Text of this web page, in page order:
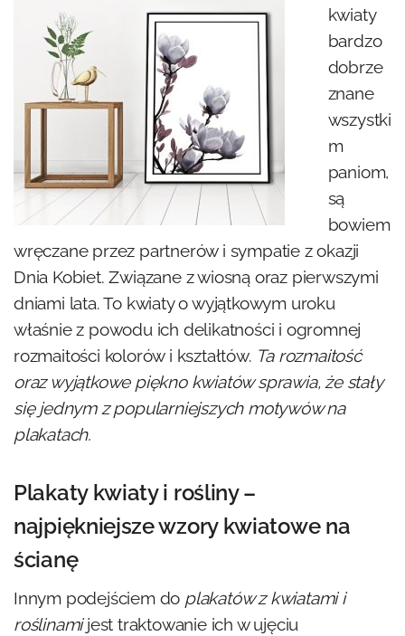
kwiaty
bardzo
dobrze
znane
wszystki
m
paniom,
są
bowiem
wręczane przez partnerów i sympatie z okazji
Dnia Kobiet. Związane z wiosną oraz pierwszymi
dniami lata. To kwiaty o wyjątkowym uroku
właśnie z powodu ich delikatności i ogromnej
rozmaitości kolorów i kształtów. Ta rozmaitość
oraz wyjątkowe piękno kwiatów sprawia, że stały
się jednym z popularniejszych motywów na
plakatach.
Plakaty kwiaty i rośliny –
najpiękniejsze wzory kwiatowe na
ścianę
Innym podejściem do plakatów z kwiatami i
roślinamijest traktowanie ich w ujęciu